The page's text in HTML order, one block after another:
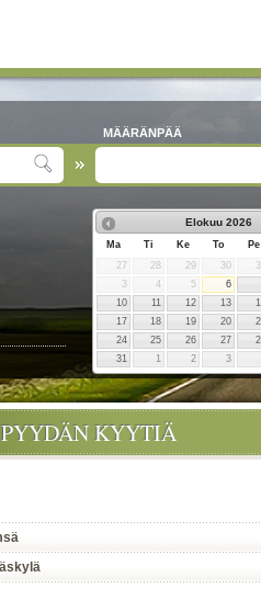
MÄÄRÄNPÄÄ
Elokuu 2026
Ma Ti Ke To
Pe
27
28 29 30
3
4 5
6
10
11 12 13
17
18 19 20
24
25 26 27
31
1 2 3
KYYTIÄ